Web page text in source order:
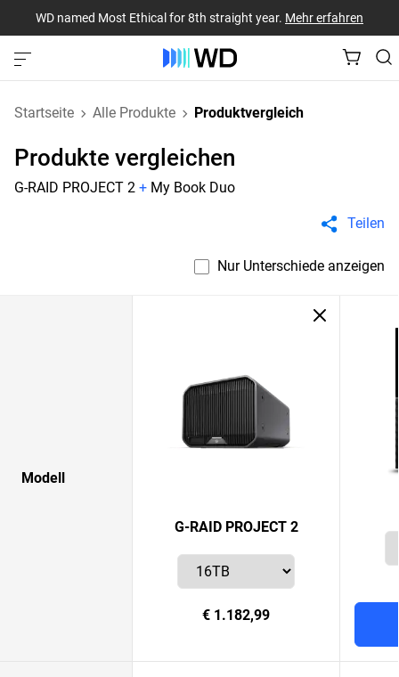
WD named Most Ethical for 8th straight year. Mehr erfahren
Startseite Alle Produkte Produktvergleich
Produkte vergleichen
G-RAID PROJECT 2 + My Book Duo
Teilen
Nur Unterschiede anzeigen
Modell
G-RAID PROJECT 2
€ 1.182,99